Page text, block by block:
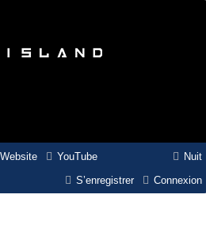
Nuit
Website
YouTube
Connexion
S’enregistrer